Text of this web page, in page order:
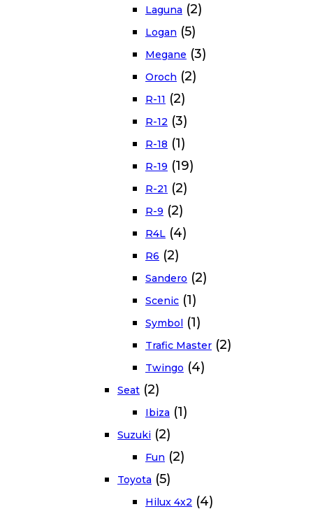
Laguna (2)
Logan (5)
Megane (3)
Oroch (2)
R-11 (2)
R-12 (3)
R-18 (1)
R-19 (19)
R-21 (2)
R-9 (2)
R4L (4)
R6 (2)
Sandero (2)
Scenic (1)
Symbol (1)
Trafic Master (2)
Twingo (4)
Seat (2)
Ibiza (1)
Suzuki (2)
Fun (2)
Toyota (5)
Hilux 4x2 (4)